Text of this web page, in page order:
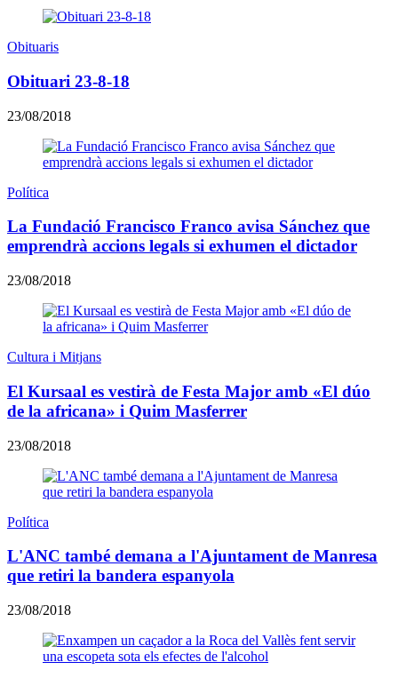
Obituaris
Obituari 23-8-18
23/08/2018
Política
La Fundació Francisco Franco avisa Sánchez que
emprendrà accions legals si exhumen el dictador
23/08/2018
Cultura i Mitjans
El Kursaal es vestirà de Festa Major amb «El dúo
de la africana» i Quim Masferrer
23/08/2018
Política
L'ANC també demana a l'Ajuntament de Manresa
que retiri la bandera espanyola
23/08/2018